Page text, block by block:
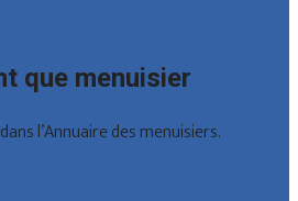
que menuisier
l’Annuaire des menuisiers.